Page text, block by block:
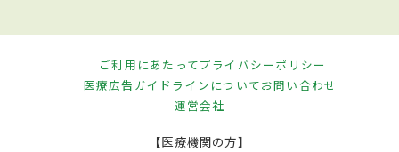
ご利用にあたってプライバシーポリシー
医療広告ガイドラインについてお問い合わせ
運営会社
【医療機関の方】